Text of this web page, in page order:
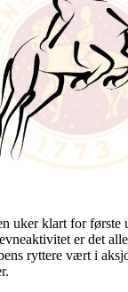
uker klart for første
er det
ryttere vært i